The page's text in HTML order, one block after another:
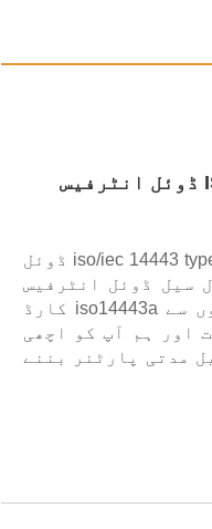
ISO/IEC 14443 TypeA ISO/IEC 15693 USB RFID ڈوئل انٹرفیس
یہ ڈوئل انٹرفیس ریڈر iso/iec 14443 typeA iso/iec 15693 USB RFID ڈوئل
سیل ڈوئل انٹرفیس
ریڈر بنانے والے اور سپلائر ہیں، ہم کئی سالوں سے iso14443a کارڈ
اور ہم آپ کو اچھی
مدتی پارٹنر بننے